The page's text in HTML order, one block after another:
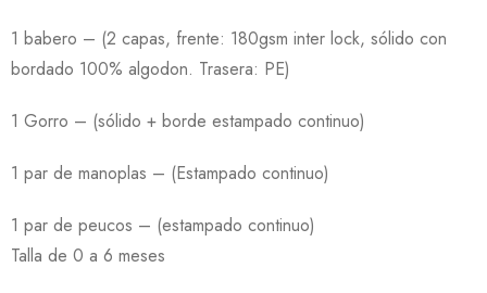
1 babero – (2 capas, frente: 180gsm inter lock, sólido con
bordado 100% algodon. Trasera: PE)
1 Gorro – (sólido + borde estampado continuo)
1 par de manoplas – (Estampado continuo)
1 par de peucos – (estampado continuo)
Talla de 0 a 6 meses